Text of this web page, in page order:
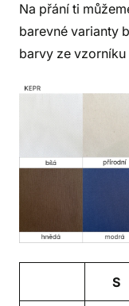
Na přání ti
barevné varianty
barvy ze
S